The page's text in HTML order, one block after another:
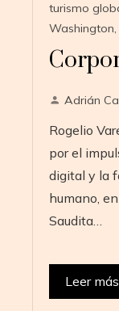
turismo
Washington,
Adrián
Rogelio
por el
digital y la
humano,
Saudita…
Leer más